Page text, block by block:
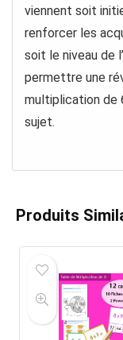
viennent soit
renforcer les
soit le niveau de
permettre une
multiplication de
sujet.
Produits